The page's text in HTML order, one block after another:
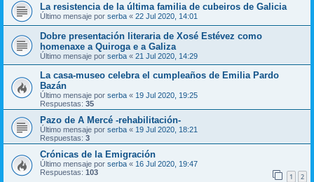
La resistencia de la última familia de cubeiros de Galicia
Último mensaje por serba « 22 Jul 2020, 14:01
Dobre presentación literaria de Xosé Estévez como
homenaxe a Quiroga e a Galiza
Último mensaje por serba « 21 Jul 2020, 14:29
La casa-museo celebra el cumpleaños de Emilia Pardo
Bazán
Último mensaje por serba « 19 Jul 2020, 19:25
Respuestas: 35
Pazo de A Mercé -rehabilitación-
Último mensaje por serba « 19 Jul 2020, 18:21
Respuestas: 3
Crónicas de la Emigración
Último mensaje por serba « 16 Jul 2020, 19:47
Respuestas: 103 1 2